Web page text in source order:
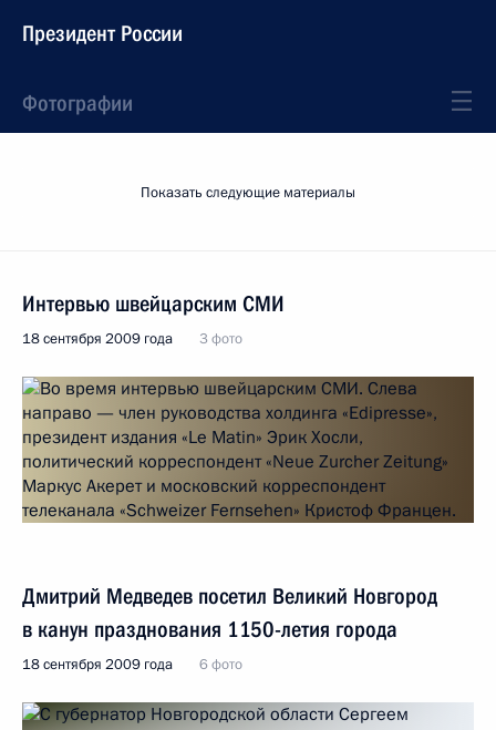
Президент России
Фотографии
Показать следующие материалы
Интервью швейцарским СМИ
18 сентября 2009 года 3 фото
Дмитрий Медведев посетил Великий Новгород
в канун празднования 1150-летия города
18 сентября 2009 года 6 фото